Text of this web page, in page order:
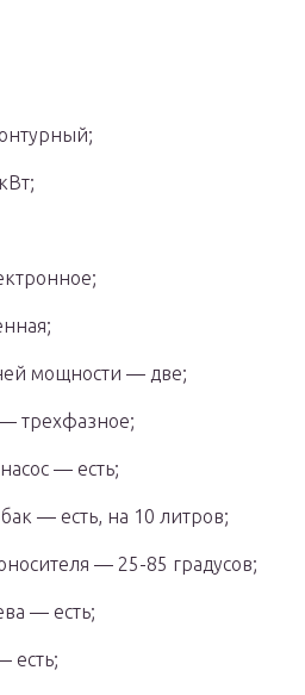
мощности — две;
трехфазное;
— есть;
— есть, на 10 литров;
— 25-85 градусов;
— есть;
есть;